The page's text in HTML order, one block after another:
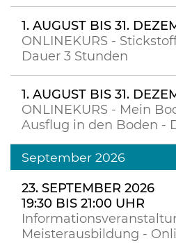
1. AUGUST BIS 31.
ONLINEKURS -
Dauer 3 Stunden
1. AUGUST BIS 31.
ONLINEKURS - Mein
Ausflug in den Boden -
September 2026
23. SEPTEMBER 2026
19:30 BIS 21:00 UHR
Meisterausbildung -